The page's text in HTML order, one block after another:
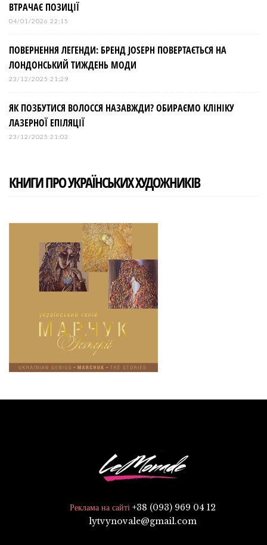
ВТРАЧАЄ ПОЗИЦІЇ
04/01/2026 22:15
ПОВЕРНЕННЯ ЛЕГЕНДИ: БРЕНД JOSEPH ПОВЕРТАЄТЬСЯ НА
ЛОНДОНСЬКИЙ ТИЖДЕНЬ МОДИ
23/12/2025 21:29
ЯК ПОЗБУТИСЯ ВОЛОССЯ НАЗАВЖДИ? ОБИРАЄМО КЛІНІКУ
ЛАЗЕРНОЇ ЕПІЛЯЦІЇ
23/12/2025 21:03
КНИГИ ПРО УКРАЇНСЬКИХ ХУДОЖНИКІВ
Реклама на сайті +38 (093) 969 04 12
lytvynovale@gmail.com